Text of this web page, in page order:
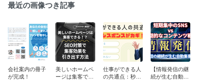
最近の画像つき記事
会社案内の冊子
が完成！
美しいホームペ
ージは集客でき
仕事ができる人
の共通点：秒速
【情報発信の継
続が生む自動集